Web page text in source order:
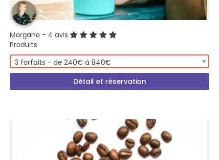
Morgane - 4 avis
Produits
3 forfaits - de 240€ à 840€
Détail et réservation